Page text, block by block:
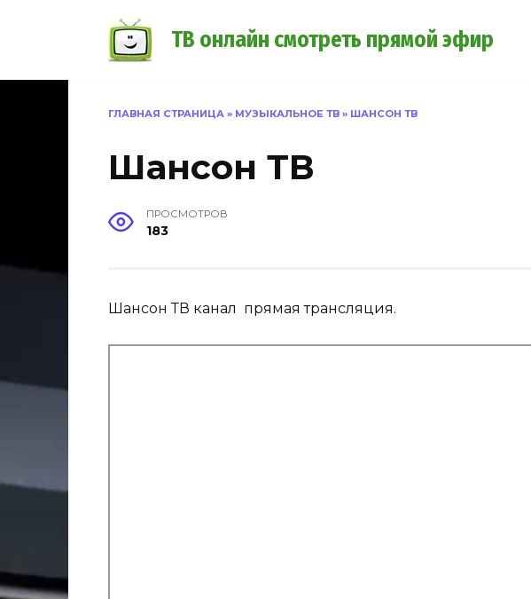
ТВ онлайн смотреть прямой эфир
ГЛАВНАЯ СТРАНИЦА » МУЗЫКАЛЬНОЕ ТВ » ШАНСОН ТВ
Шансон ТВ
ПРОСМОТРОВ
183
Шансон ТВ канал прямая трансляция.